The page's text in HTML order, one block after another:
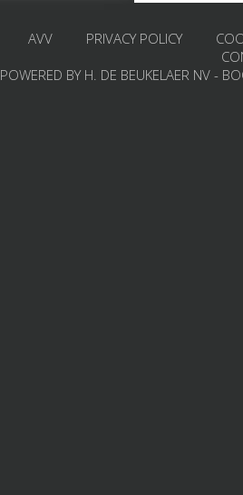
AVV PRIVACY POLICY
POWERED BY H. DE BEUKELAER NV -